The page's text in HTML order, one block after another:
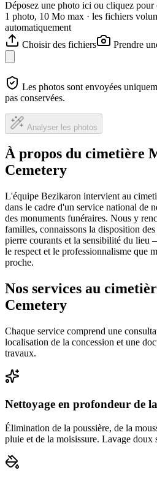
Déposez une photo ici ou cliquez pour
1 photo, 10 Mo max · les fichiers
automatiquement
Choisir des fichiers
Prendre
Les photos sont envoyées
pas conservées.
Analyser les photos
À propos du cimetière
Cemetery
L'équipe Bezikaron intervient au
dans le cadre d'un service national de
des monuments funéraires. Nous y
familles, connaissons la disposition
pierre courants et la sensibilité du lieu
le respect et le professionnalisme que
proche.
Nos services au
Cemetery
Chaque service comprend une
localisation de la concession et une
travaux.
Nettoyage en profondeur de
Élimination de la poussière, de la
pluie et de la moisissure. Lavage doux